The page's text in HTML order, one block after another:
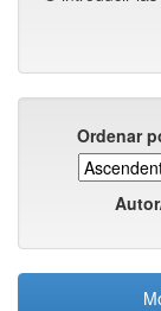
Ordenar